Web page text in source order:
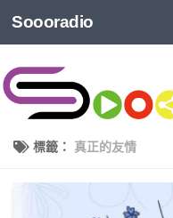
Soooradio
標籤： 真正的友情